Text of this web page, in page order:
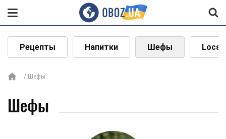
Рецепты Напитки Шефы Local
Шефы
Шефы